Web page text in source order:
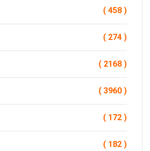
( 458 )
( 274 )
( 2168 )
( 3960 )
( 172 )
( 182 )